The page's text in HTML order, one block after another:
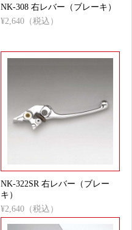
NK-308 右レバー（ブレーキ）
¥2,640（税込）
NK-322SR 右レバー（ブレー
キ）
¥2,640（税込）